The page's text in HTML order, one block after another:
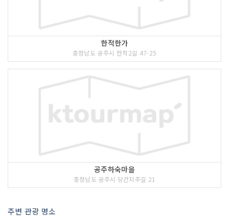
한적한가
충청남도 공주시 한적2길 47-25
공주하숙마을
충청남도 공주시 당간지주길 21
주변 관광 명소